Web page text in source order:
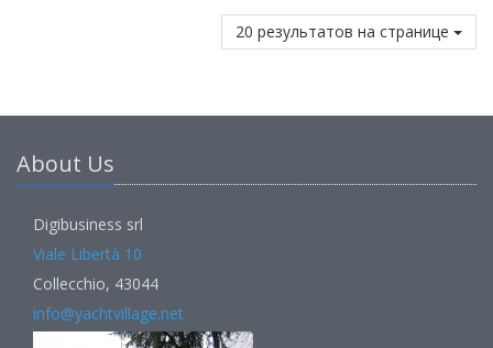
20 результатов на странице
About Us
Digibusiness srl
Viale Libertà 10
Collecchio, 43044
info@yachtvillage.net